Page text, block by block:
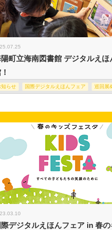
町立海南図書館 デジタルえほ
知らせ 国際デジタルえほんフェア 巡回展
際デジタルえほんフェア in 春